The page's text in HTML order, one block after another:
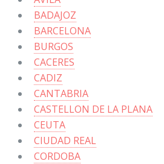
BADAJOZ
BARCELONA
BURGOS
CACERES
CADIZ
CANTABRIA
CASTELLON DE LA PLANA
CEUTA
CIUDAD REAL
CORDOBA